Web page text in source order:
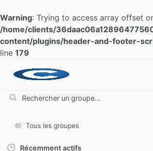
Warning: Trying to access array offset
/home/clients/
content/plugins/header-and-footer-
line 179
Tous les groupes